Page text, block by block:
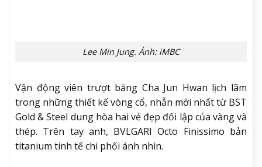
bởi những viên pha lê Neige Pavé tông màu vàng và
đồng hồ BVLGARI Octo Finissimo của Lee Byung
Hun.